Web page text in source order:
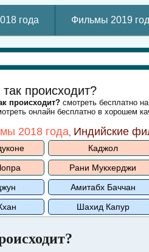
года Фильмы 2019
происходит?
происходит? смотреть бесплатно
онлайн бесплатно в хорошем
2018 года, Индийские
Каджол
Рани Мукхерджи
Амитабх Баччан
Шахид Капур